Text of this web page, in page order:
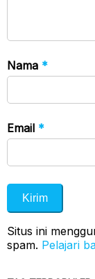
Nama *
Email *
Situs ini
spam. Pelajari